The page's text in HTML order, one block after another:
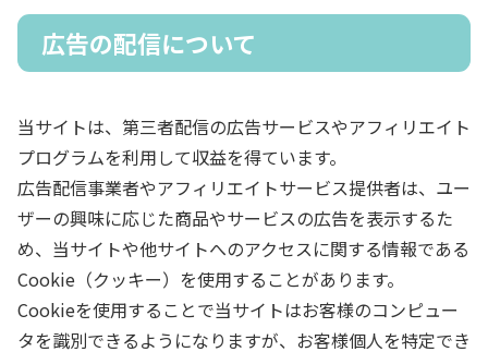
広告の配信について
当サイトは、第三者配信の広告サービスやアフィリエイト
プログラムを利用して収益を得ています。
広告配信事業者やアフィリエイトサービス提供者は、ユー
ザーの興味に応じた商品やサービスの広告を表示するた
め、当サイトや他サイトへのアクセスに関する情報である
Cookie（クッキー）を使用することがあります。
Cookieを使用することで当サイトはお客様のコンピュー
タを識別できるようになりますが、お客様個人を特定でき